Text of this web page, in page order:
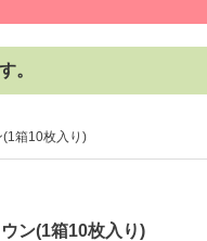
。
箱10枚入り)
ン(1箱10枚入り)